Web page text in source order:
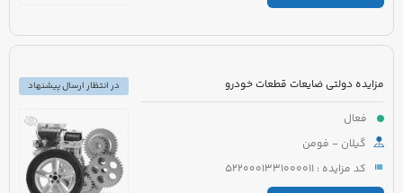
مزایده دولتی ضایعات قطعات خودرو
فعال
گیلان - فومن
کد مزایده : 5220001331000011
در انتظار ارسال پیشنهاد